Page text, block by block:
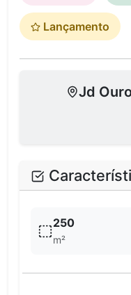
Lançamento
Jd
250
m²